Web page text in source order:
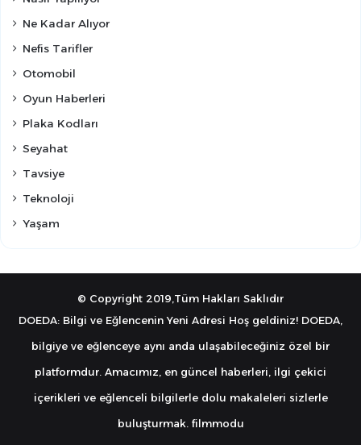
Ne Kadar Alıyor
Nefis Tarifler
Otomobil
Oyun Haberleri
Plaka Kodları
Seyahat
Tavsiye
Teknoloji
Yaşam
© Copyright 2019,Tüm Hakları Saklıdır
DOEDA: Bilgi ve Eğlencenin Yeni Adresi Hoş geldiniz! DOEDA,
bilgiye ve eğlenceye aynı anda ulaşabileceğiniz özel bir
platformdur. Amacımız, en güncel haberleri, ilgi çekici
içerikleri ve eğlenceli bilgilerle dolu makaleleri sizlerle
buluşturmak. filmmodu